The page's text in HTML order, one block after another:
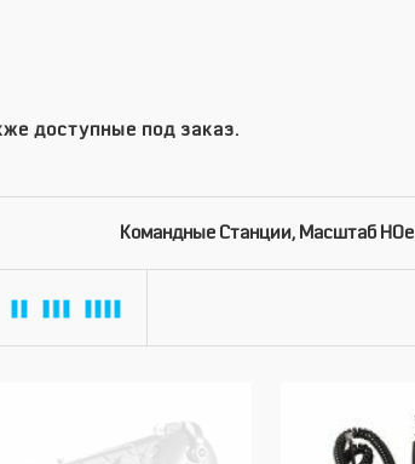
доступные под заказ.
Командные Станции, Масштаб HOe